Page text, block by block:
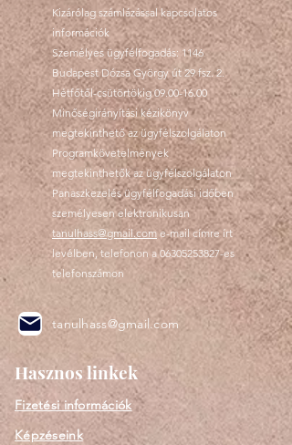
Kizárólag számlázással kapcsolatos
információk
Személyes ügyfélfogadás: 1146
Budapest Dózsa György út 29 fsz. 2.
Hétfőtől-csütörtökig09.00-16.00
Minőségirányítási kézikönyv
megtekinthető az ügyfélszolgálaton
Programkövetelmények
megtekinthetők az ügyfélszolgálaton
Panaszkezelés ügyfélfogadási időben
személyesen elektronikusan
tanulhass@gmail.come-mail címre írt
levélben, telefonon a06305253827-es
telefonszámon
tanulhass@gmail.com
Hasznos linkek
Fizetési információk
Képzéseink